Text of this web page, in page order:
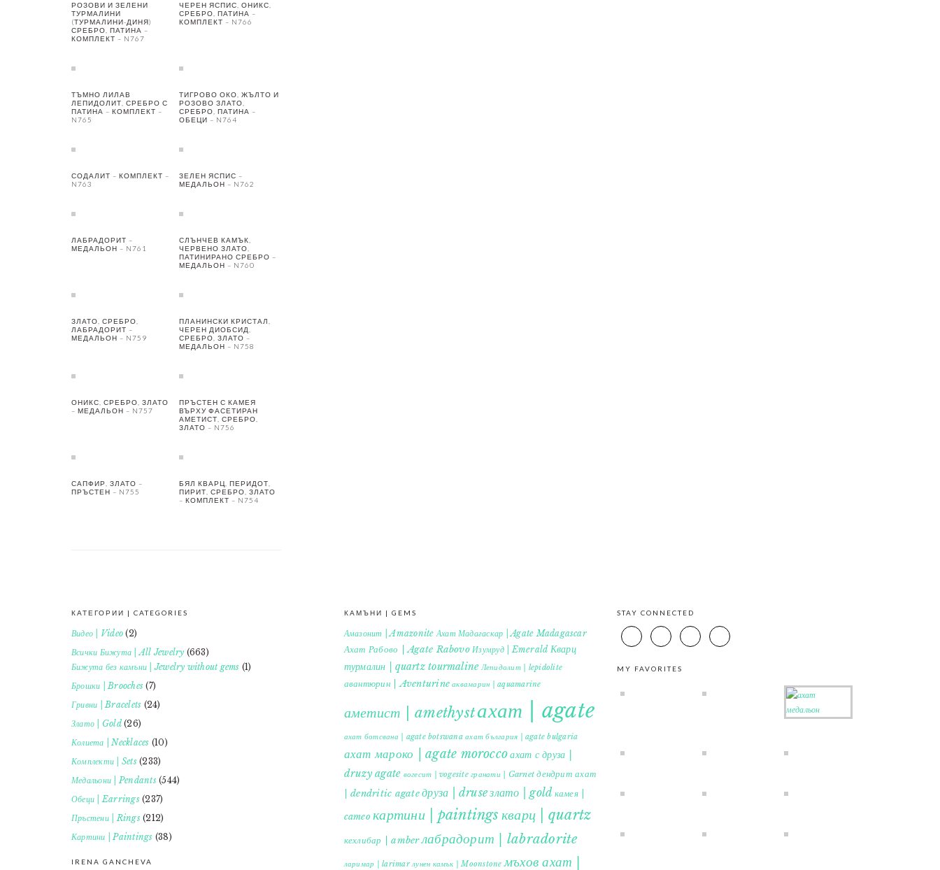
РОЗОВИ И ЗЕЛЕНИ
ТУРМАЛИНИ
(ТУРМАЛИНИ-ДИНЯ)
СРЕБРО, ПАТИНА –
КОМПЛЕКТ – N767
ЧЕРЕН ЯСПИС, ОНИКС,
СРЕБРО, ПАТИНА –
КОМПЛЕКТ – N766
ТЪМНО ЛИЛАВ
ЛЕПИДОЛИТ, СРЕБРО С
ПАТИНА – КОМПЛЕКТ –
N765
ТИГРОВО ОКО, ЖЪЛТО И
РОЗОВО ЗЛАТО,
СРЕБРО, ПАТИНА –
ОБЕЦИ – N764
СОДАЛИТ – КОМПЛЕКТ –
N763
ЗЕЛЕН ЯСПИС –
МЕДАЛЬОН – N762
ЛАБРАДОРИТ –
МЕДАЛЬОН – N761
СЛЪНЧЕВ КАМЪК,
ЧЕРВЕНО ЗЛАТО,
ПАТИНИРАНО СРЕБРО –
МЕДАЛЬОН – N760
ЗЛАТО, СРЕБРО,
ЛАБРАДОРИТ –
МЕДАЛЬОН – N759
ПЛАНИНСКИ КРИСТАЛ,
ЧЕРЕН ДИОБСИД,
СРЕБРО, ЗЛАТО –
МЕДАЛЬОН – N758
ОНИКС, СРЕБРО, ЗЛАТО
– МЕДАЛЬОН – N757
ПРЪСТЕН С КАМЕЯ
ВЪРХУ ФАСЕТИРАН
АМЕТИСТ, СРЕБРО,
ЗЛАТО – N756
САПФИР, ЗЛАТО –
ПРЪСТЕН – N755
БЯЛ КВАРЦ, ПЕРИДОТ,
ПИРИТ, СРЕБРО, ЗЛАТО
– КОМПЛЕКТ – N754
КАТЕГОРИИ | CATEGORIES
Видео | Video (2)
Всички Бижута | All Jewelry (663)
Бижута без камъни | Jewelry without gems (1)
Брошки | Brooches (7)
Гривни | Bracelets (24)
Злато | Gold(26)
Колиета | Necklaces (10)
Комплекти | Sets(233)
Медальони | Pendants(544)
Обеци | Earrings(237)
Пръстени | Rings(212)
Картини | Paintings (38)
IRENA GANCHEVA
КАМЪНИ | GEMS
Амазонит | Amazonite Ахат Мадагаскар | Agate Madagascar
Ахат Рабово | Agate Rabovo Изумруд | Emerald Кварц
турмалин | quartz tourmaline Лепидолит | lepidolite
авантюрин | Aventurine аквамарин | aquamarine
аметист | amethystахат | agate
ахат ботсвана | agate botswana ахат българия | agate bulgaria
ахат мароко | agate moroccoахат с друза |
druzy agate вогесит | vogesite гранати | Garnet дендрит ахат
| dendritic agateдруза | druseзлато | gold камея |
cameo картини | paintings кварц | quartz
кехлибар | amberлабрадорит | labradorite
ларимар | larimar лунен камък | Moonstone мъхов ахат |
STAY CONNECTED
MY FAVORITES